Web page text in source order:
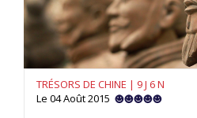
TRÉSORS DE CHINE | 9 J 6 N
Le 04 Août 2015